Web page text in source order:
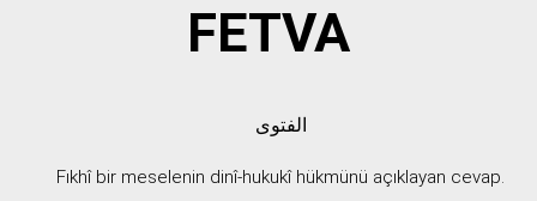
FETVA
الفتوى
Fıkhî bir meselenin dinî-hukukî hükmünü açıklayan cevap.